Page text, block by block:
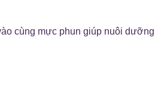
cùng mực phun giúp nuôi dưỡng